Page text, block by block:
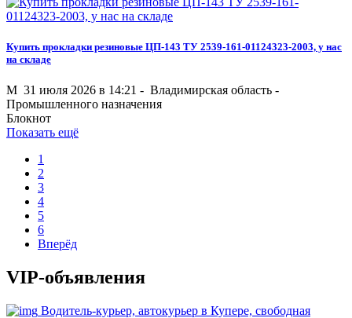
Купить прокладки резиновые ЦП-143 ТУ 2539-161-01124323-2003, у нас
на складе
M 31 июля 2026 в 14:21 - Владимирская область -
Промышленного назначения
Блокнот
Показать ещё
1
2
3
4
5
6
Вперёд
VIP-объявления
Водитель-курьер, автокурьер в Купере, свободная